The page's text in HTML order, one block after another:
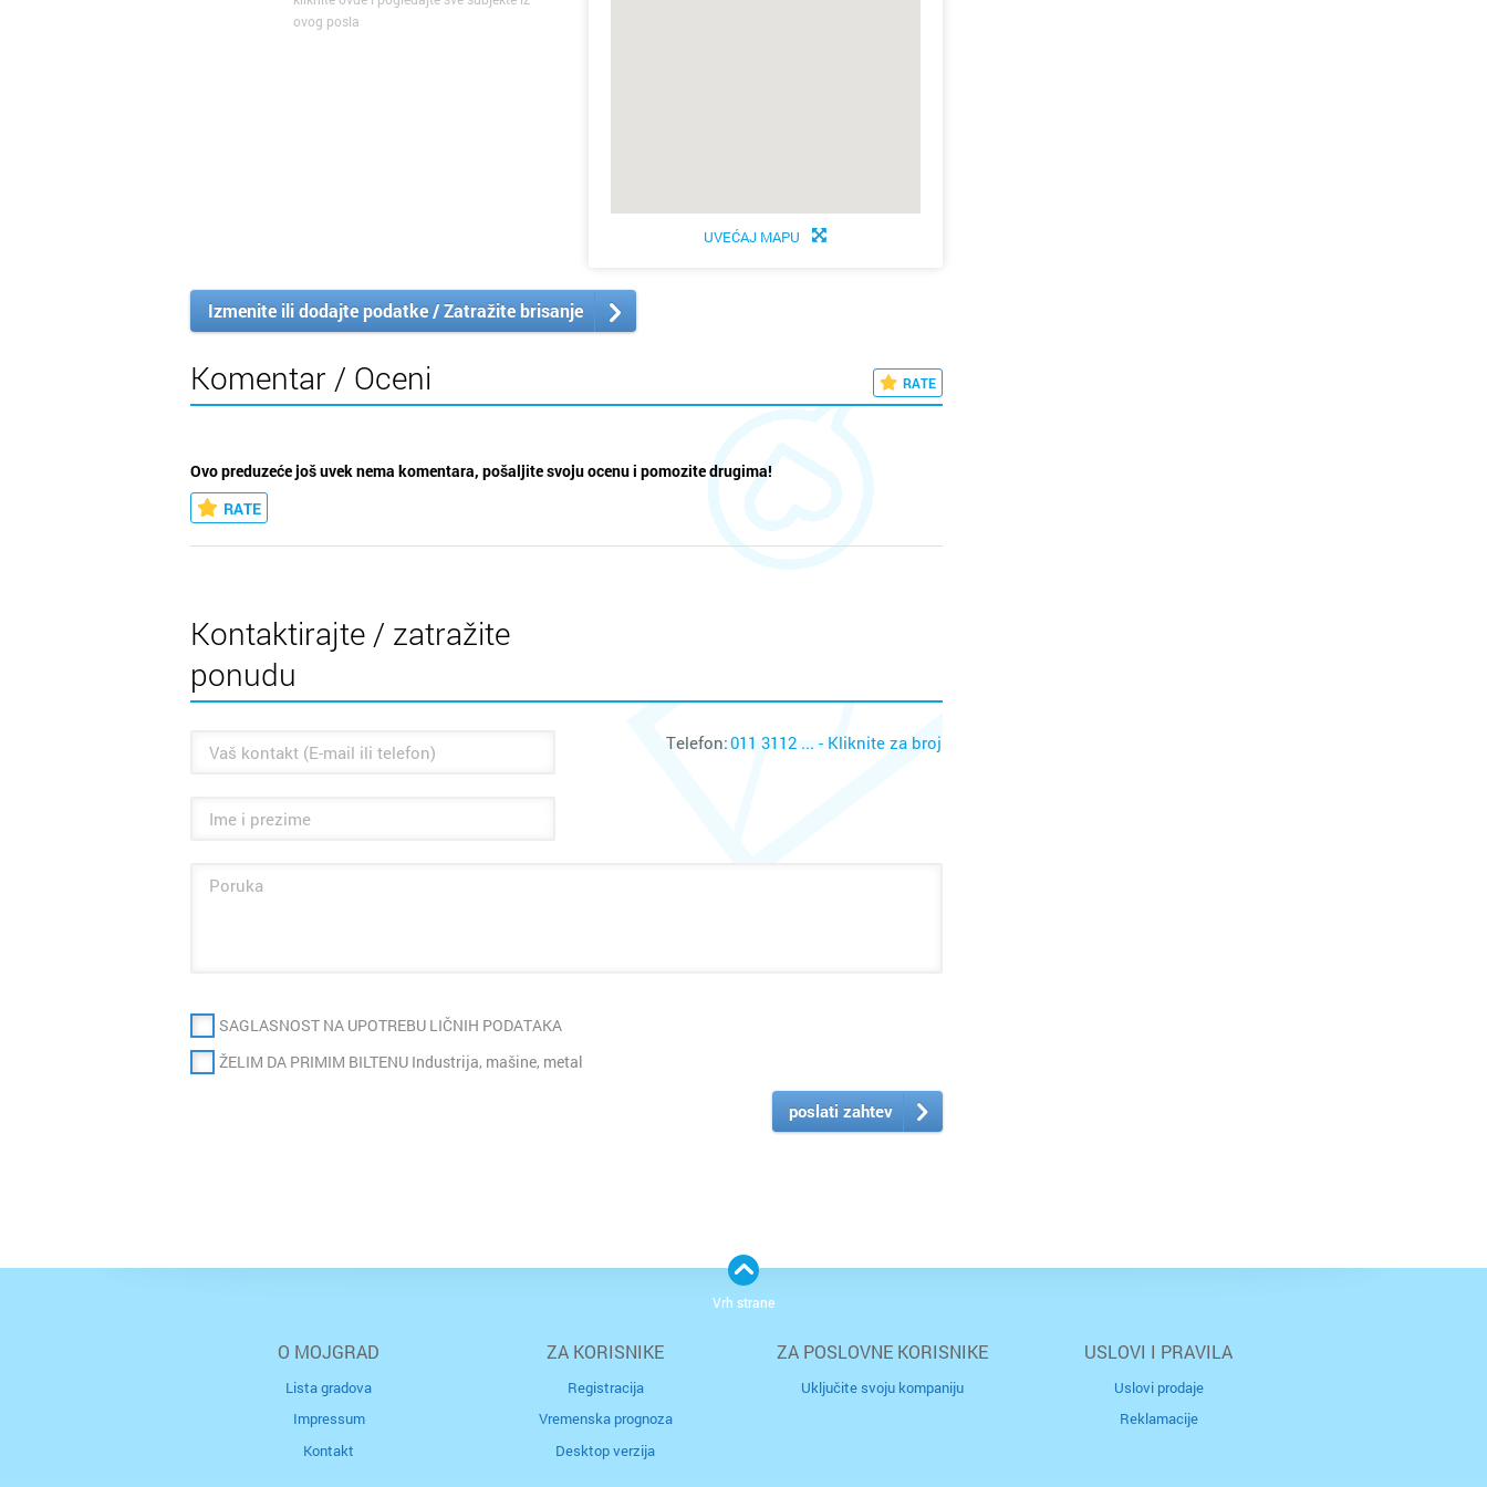
ovog posla
UVEĆAJ MAPU
Izmenite ili dodajte podatke / Zatražite brisanje
Komentar / Oceni RATE
Ovo preduzeće još uvek nema komentara, pošaljite svoju ocenu i pomozite drugima!
RATE
Kontaktirajte / zatražite
ponudu
Telefon:011 3112 ... - Kliknite za broj
SAGLASNOST NA UPOTREBU LIČNIH PODATAKA
ŽELIM DA PRIMIM BILTENU Industrija, mašine, metal
poslati zahtev
O MOJGRAD
Lista gradova
Impressum
Kontakt
ZA KORISNIKE
Registracija
Vremenska prognoza
Desktop verzija
ZA POSLOVNE KORISNIKE
Uključite svoju kompaniju
USLOVI I PRAVILA
Uslovi prodaje
Reklamacije
Vrh strane